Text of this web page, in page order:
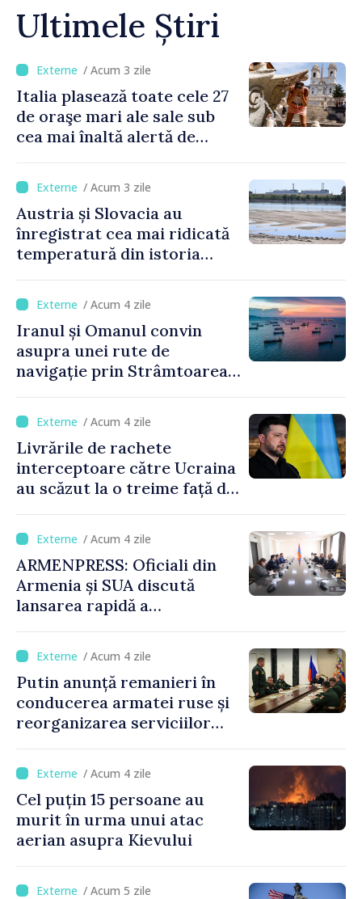
Ultimele Știri
/ Acum 3 zile
Italia plasează toate cele 27
de oraşe mari ale sale sub
cea mai înaltă alertă de
/ Acum 3 zile
Austria și Slovacia au
înregistrat cea mai ridicată
temperatură din istoria
/ Acum 4 zile
Iranul și Omanul convin
asupra unei rute de
navigație prin Strâmtoarea
/ Acum 4 zile
Livrările de rachete
interceptoare către Ucraina
au scăzut la o treime față de
/ Acum 4 zile
ARMENPRESS: Oficiali din
Armenia și SUA discută
lansarea rapidă a
/ Acum 4 zile
Putin anunță remanieri în
conducerea armatei ruse și
reorganizarea serviciilor
/ Acum 4 zile
Cel puțin 15 persoane au
murit în urma unui atac
aerian asupra Kievului
/ Acum 5 zile